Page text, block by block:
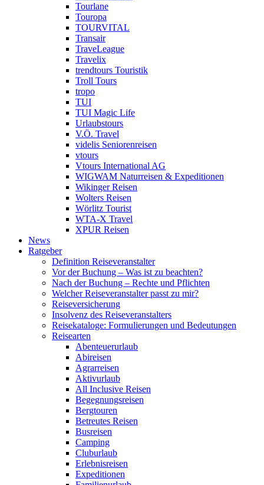
Tourlane
Touropa
TOURVITAL
Transair
TraveLeague
Travelix
trendtours Touristik
Troll Tours
tropo
TUI
TUI Magic Life
Urlaubstours
V.Ö. Travel
videlis Seniorenreisen
vtours
Vtours International AG
WIGWAM Naturreisen & Expeditionen
Wikinger Reisen
Wolters Reisen
Wörlitz Tourist
WTA-X Travel
XPUR Reisen
News
Ratgeber
Definition Reiseveranstalter
Vor der Buchung – Was ist zu beachten?
Nach der Buchung – Rechte und Pflichten
Welcher Reiseveranstalter passt zu mir?
Reiseversicherung
Insolvenz des Reiseveranstalters
Reisekataloge: Formulierungen und Bedeutungen
Reisearten
Abenteuerurlaub
Abireisen
Agrarreisen
Aktivurlaub
All Inclusive Reisen
Begegnungsreisen
Bergtouren
Betreutes Reisen
Busreisen
Camping
Cluburlaub
Erlebnisreisen
Expeditionen